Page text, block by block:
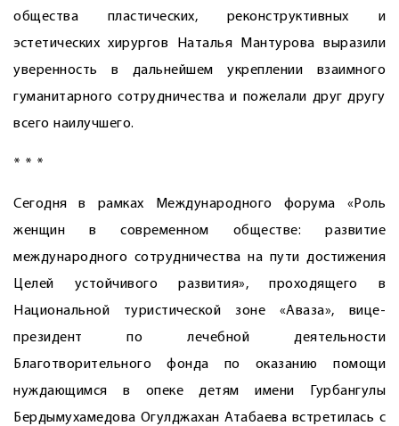
общества пластических, реконструктивных и
эстетических хирургов Наталья Мантурова выразили
уверенность в дальнейшем укреплении взаимного
гуманитарного сотрудничества и пожелали друг другу
всего наилучшего.
* * *
Сегодня в рамках Международного форума «Роль
женщин в современном обществе: развитие
международного сотрудничества на пути достижения
Целей устойчивого развития», проходящего в
Национальной туристической зоне «Аваза», вице-
президент по лечебной деятельности
Благотворительного фонда по оказанию помощи
нуждающимся в опеке детям имени Гурбангулы
Бердымухамедова Огулджахан Атабаева встретилась с